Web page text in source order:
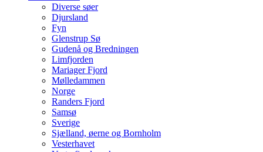
Diverse søer
Djursland
Fyn
Glenstrup Sø
Gudenå og Bredningen
Limfjorden
Mariager Fjord
Mølledammen
Norge
Randers Fjord
Samsø
Sverige
Sjælland, øerne og Bornholm
Vesterhavet